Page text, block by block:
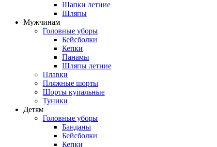
Шапки летние
Шляпы
Мужчинам
Головные уборы
Бейсболки
Кепки
Панамы
Шляпы летние
Плавки
Пляжные шорты
Шорты купальные
Туники
Детям
Головные уборы
Банданы
Бейсболки
Кепки